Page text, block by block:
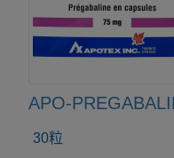
APO-
30粒